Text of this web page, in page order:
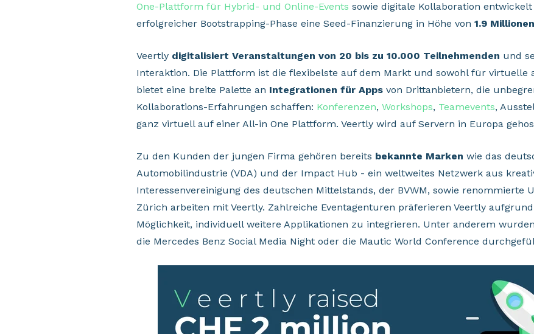
One-Plattform für Hybrid- und Online-Events sowie digitale Kollaboration
erfolgreicher Bootstrapping-Phase eine Seed-Finanzierung in Höhe von 1.9
Veertly digitalisiert Veranstaltungen von 20 bis zu 10.000 Teilnehmenden und
Interaktion. Die Plattform ist die flexibelste auf dem Markt und sowohl für virtuelle
bietet eine breite Palette an Integrationen für Appsvon Drittanbietern, die
Kollaborations-Erfahrungen schaffen: Konferenzen, Workshops, Teamevents,
ganz virtuell auf einer All-in One Plattform. Veertly wird auf Servern in Europa
Zu den Kunden der jungen Firma gehören bereits bekannte Marken wie das
Automobilindustrie (VDA) und der Impact Hub - ein weltweites Netzwerk aus
Interessenvereinigung des deutschen Mittelstands, der BVWM, sowie renommierte
Zürich arbeiten mit Veertly. Zahlreiche Eventagenturen präferieren Veertly
Möglichkeit, individuell weitere Applikationen zu integrieren. Unter anderem
die Mercedes Benz Social Media Night oder die Mautic World Conference